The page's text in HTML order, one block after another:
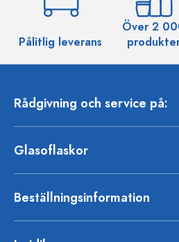
Pålitlig leverans
Över 2
Rådgivning och service på:
Glasoflaskor
Beställningsinformation